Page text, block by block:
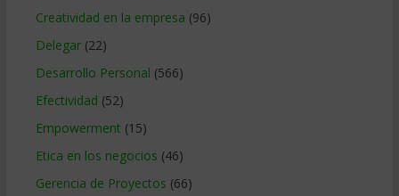
Creatividad en la empresa (96)
Delegar(22)
Desarrollo Personal (566)
Efectividad (52)
Empowerment (15)
Etica en los negocios (46)
Gerencia de Proyectos (66)